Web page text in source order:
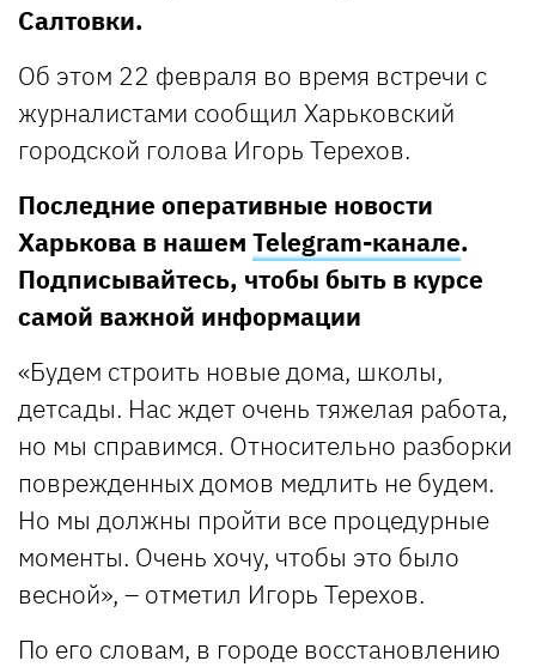
Салтовки.
Об этом 22 февраля во время встречи с
журналистами сообщил Харьковский
городской голова Игорь Терехов.
Последние оперативные новости
Харькова в нашем Telegram-канале.
Подписывайтесь, чтобы быть в курсе
самой важной информации
«Будем строить новые дома, школы,
детсады. Нас ждет очень тяжелая работа,
но мы справимся. Относительно разборки
поврежденных домов медлить не будем.
Но мы должны пройти все процедурные
моменты. Очень хочу, чтобы это было
весной», – отметил Игорь Терехов.
По его словам, в городе восстановлению